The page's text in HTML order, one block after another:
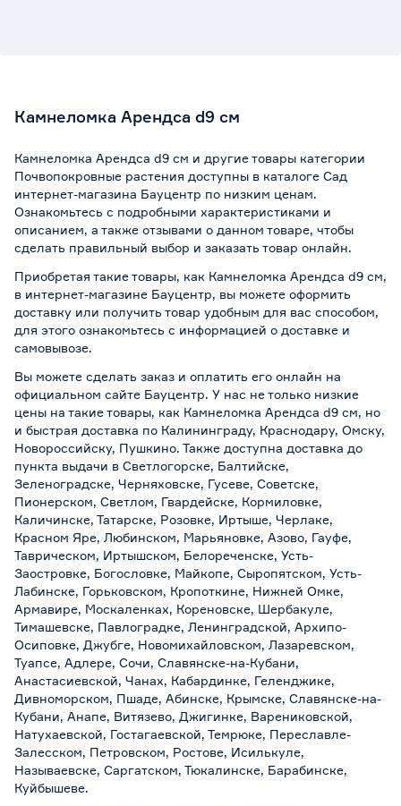
Камнеломка Арендса d9 см
Камнеломка Арендса d9 см и другие товары категории
Почвопокровные растения доступны в каталоге Сад
интернет-магазина Бауцентр по низким ценам.
Ознакомьтесь с подробными характеристиками и
описанием, а также отзывами о данном товаре, чтобы
сделать правильный выбор и заказать товар онлайн.
Приобретая такие товары, как Камнеломка Арендса d9 см,
в интернет-магазине Бауцентр, вы можете оформить
доставку или получить товар удобным для вас способом,
для этого ознакомьтесь с информацией о доставке и
самовывозе.
Вы можете сделать заказ и оплатить его онлайн на
официальном сайте Бауцентр. У нас не только низкие
цены на такие товары, как Камнеломка Арендса d9 см, но
и быстрая доставка по Калининграду, Краснодару, Омску,
Новороссийску, Пушкино. Также доступна доставка до
пункта выдачи в Светлогорске, Балтийске,
Зеленоградске, Черняховске, Гусеве, Советске,
Пионерском, Светлом, Гвардейске, Кормиловке,
Каличинске, Татарске, Розовке, Иртыше, Черлаке,
Красном Яре, Любинском, Марьяновке, Азово, Гауфе,
Таврическом, Иртышском, Белореченске, Усть-
Заостровке, Богословке, Майкопе, Сыропятском, Усть-
Лабинске, Горьковском, Кропоткине, Нижней Омке,
Армавире, Москаленках, Кореновске, Шербакуле,
Тимашевске, Павлоградке, Ленинградской, Архипо-
Осиповке, Джубге, Новомихайловском, Лазаревском,
Туапсе, Адлере, Сочи, Славянске-на-Кубани,
Анастасиевской, Чанах, Кабардинке, Геленджике,
Дивноморском, Пшаде, Абинске, Крымске, Славянске-на-
Кубани, Анапе, Витязево, Джигинке, Варениковской,
Натухаевской, Гостагаевской, Темрюке, Переславле-
Залесском, Петровском, Ростове, Исилькуле,
Называевске, Саргатском, Тюкалинске, Барабинске,
Куйбышеве.